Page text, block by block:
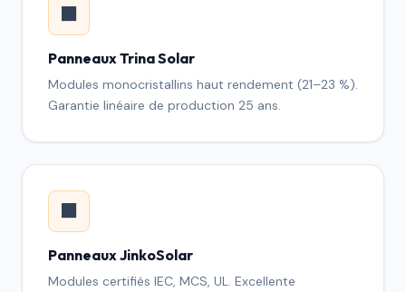
⬛
Panneaux Trina Solar
Modules monocristallins haut rendement (21–23 %).
Garantie linéaire de production 25 ans.
⬛
Panneaux JinkoSolar
Modules certifiés IEC, MCS, UL. Excellente